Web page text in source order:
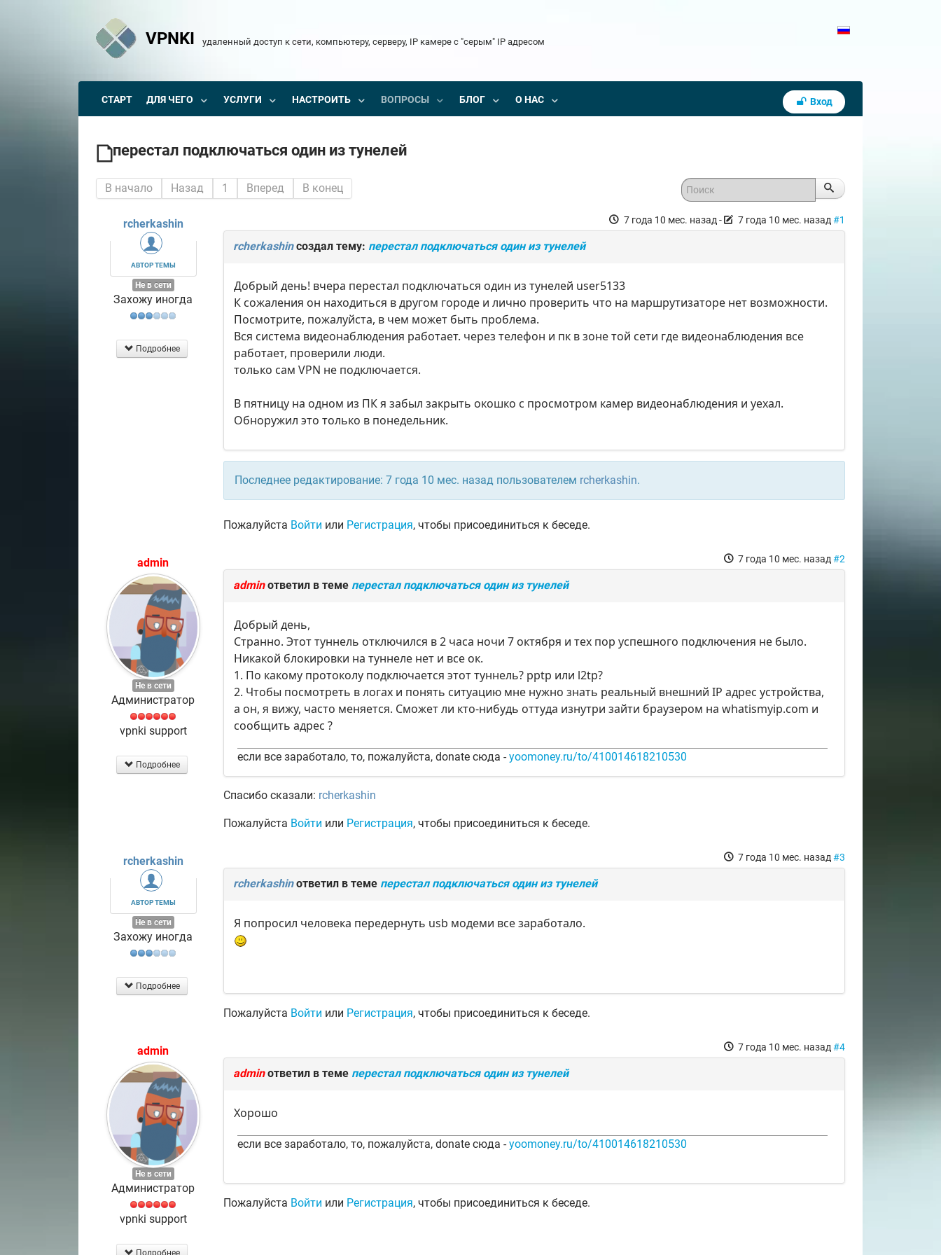
VPNKI удаленный доступ к сети, компьютеру, серверу, IP камере с "серым" IP адресом
СТАРТ ДЛЯ ЧЕГО УСЛУГИ НАСТРОИТЬ ВОПРОСЫ БЛОГ О НАС Вход
перестал подключаться один из тунелей
В начало Назад 1 Вперед В конец
rcherkashin
АВТОР ТЕМЫ
Не в сети
Захожу иногда
Подробнее
7 года 10 мес. назад - 7 года 10 мес. назад #1
rcherkashinсоздал тему: перестал подключаться один из тунелей
Добрый день! вчера перестал подключаться один из тунелей user5133
К сожаления он находиться в другом городе и лично проверить что на маршрутизаторе нет возможности.
Посмотрите, пожалуйста, в чем может быть проблема.
Вся система видеонаблюдения работает. через телефон и пк в зоне той сети где видеонаблюдения все
работает, проверили люди.
только сам VPN не подключается.
В пятницу на одном из ПК я забыл закрыть окошко с просмотром камер видеонаблюдения и уехал.
Обноружил это только в понедельник.
Последнее редактирование: 7 года 10 мес. назад пользователем rcherkashin.
Пожалуйста Войти или Регистрация, чтобы присоединиться к беседе.
admin
Не в сети
Администратор
vpnki support
Подробнее
7 года 10 мес. назад #2
adminответил в теме перестал подключаться один из тунелей
Добрый день,
Странно. Этот туннель отключился в 2 часа ночи 7 октября и тех пор успешного подключения не было.
Никакой блокировки на туннеле нет и все ок.
1. По какому протоколу подключается этот туннель? pptp или l2tp?
2. Чтобы посмотреть в логах и понять ситуацию мне нужно знать реальный внешний IP адрес устройства,
а он, я вижу, часто меняется. Сможет ли кто-нибудь оттуда изнутри зайти браузером на whatismyip.com и
сообщить адрес ?
если все заработало, то, пожалуйста, donate сюда -yoomoney.ru/to/410014618210530
Спасибо сказали: rcherkashin
Пожалуйста Войти или Регистрация, чтобы присоединиться к беседе.
rcherkashin
АВТОР ТЕМЫ
Не в сети
Захожу иногда
Подробнее
7 года 10 мес. назад #3
rcherkashinответил в теме перестал подключаться один из тунелей
Я попросил человека передернуть usb модеми все заработало.
Пожалуйста Войти или Регистрация, чтобы присоединиться к беседе.
admin
Не в сети
Администратор
vpnki support
Подробнее
7 года 10 мес. назад #4
adminответил в теме перестал подключаться один из тунелей
Хорошо
если все заработало, то, пожалуйста, donate сюда -yoomoney.ru/to/410014618210530
Пожалуйста Войти или Регистрация, чтобы присоединиться к беседе.